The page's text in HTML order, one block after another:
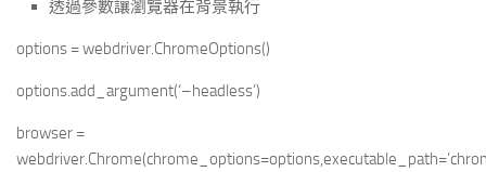
透過參數讓瀏覽器在背景執行
options = webdriver.ChromeOptions()
options.add_argument(‘–headless’)
browser =